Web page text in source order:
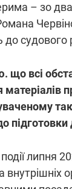
– зо
до судового
що всі
матеріалів
липня